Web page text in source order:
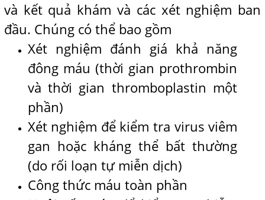
và kết quả khám và các xét nghiệm ban
đầu. Chúng có thể bao gồm
Xét nghiệm đánh giá khả năng
đông máu (thời gian prothrombin
và thời gian thromboplastin một
phần)
Xét nghiệm để kiểm tra virus viêm
gan hoặc kháng thể bất thường
(do rối loạn tự miễn dịch)
Công thức máu toàn phần